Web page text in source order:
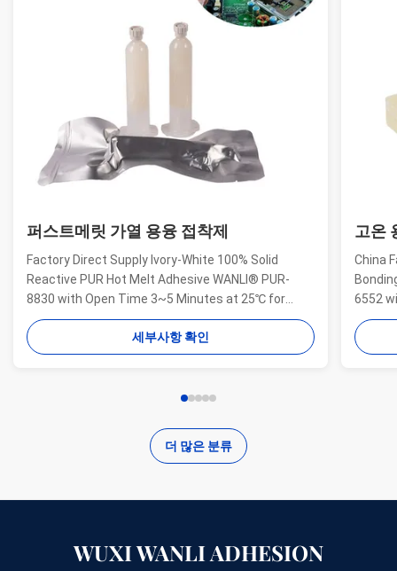
퍼스트메릿 가열 용융 접착제
Factory Direct Supply Ivory-White 100% Solid
Reactive PUR Hot Melt Adhesive WANLI® PUR-
8830 with Open Time 3~5 Minutes at 25℃ for
Electrical Structural Bonding, Perfect Bonding
Strength Wanli® PUR hot melt adhesive PUR-8830
for electronics structural bonding is a single-
세부사항 확인
고온
China
6552
And
Aging
melt
더 많은 분류
WUXI WANLI ADHESION